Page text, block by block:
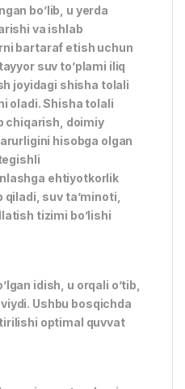
bo’lib, u yerda
va ishlab
bartaraf etish uchun
suv to’plami iliq
joyidagi shisha tolali
oladi. Shisha tolali
chiqarish, doimiy
hisobga olgan
ehtiyotkorlik
suv ta’minoti,
tizimi bo’lishi
idish, u orqali o’tib,
Ushbu bosqichda
optimal quvvat